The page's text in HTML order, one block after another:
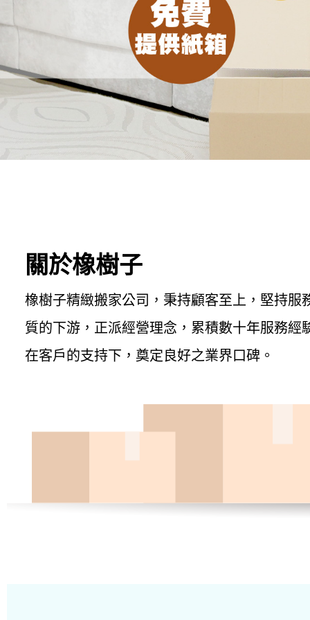
關於橡樹子
橡樹子精緻搬家公司，秉持顧客至上，堅持服
質的下游，正派經營理念，累積數十年服務經
在客戶的支持下，奠定良好之業界口碑。